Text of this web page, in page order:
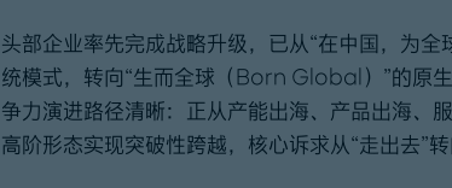
头部企业率先完成战略升级，已从“在中国，为
统模式，转向“生而全球（Born Global）”的原
争力演进路径清晰：正从产能出海、产品出海、
高阶形态实现突破性跨越，核心诉求从“走出去”转